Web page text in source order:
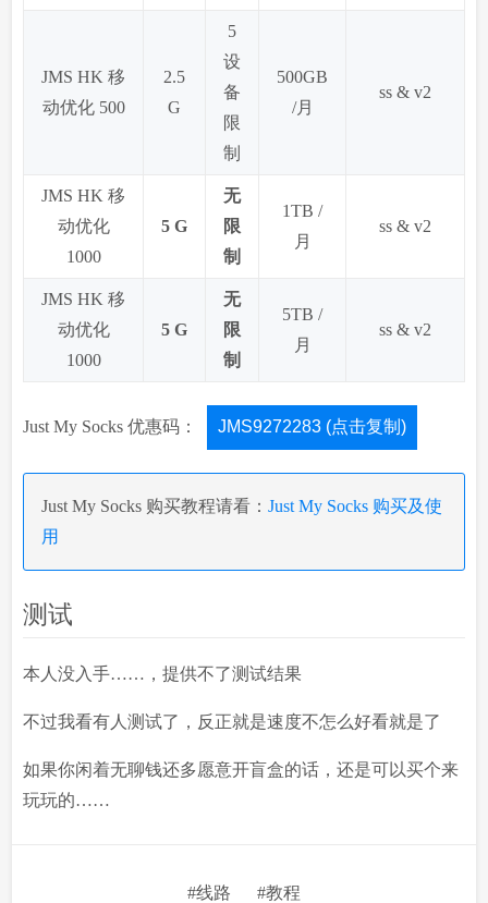
JMS HK 移
动优化 500
2.5
G
5
设
备
限
制
500GB
/月
ss & v2
JMS HK 移
动优化
1000
5 G
无
限
制
1TB /
月
ss & v2
JMS HK 移
动优化
1000
5 G
无
限
制
5TB /
月
ss & v2
Just My Socks 优惠码： JMS9272283 (点击复制)
Just My Socks 购买教程请看：Just My Socks 购买及使
用
测试
本人没入手……，提供不了测试结果
不过我看有人测试了，反正就是速度不怎么好看就是了
如果你闲着无聊钱还多愿意开盲盒的话，还是可以买个来
玩玩的……
#线路 #教程